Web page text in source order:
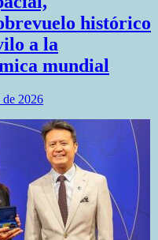
histórico
a la
mundial
de 2026